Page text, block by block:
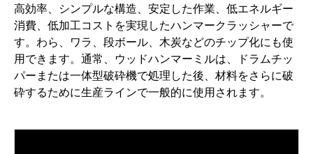
高効率、シンプルな構造、安定した作業、低エネルギー
消費、低加工コストを実現したハンマークラッシャーで
す。わら、ワラ、段ボール、木炭などのチップ化にも使
用できます。通常、ウッドハンマーミルは、ドラムチッ
パーまたは一体型破砕機で処理した後、材料をさらに破
砕するために生産ラインで一般的に使用されます。